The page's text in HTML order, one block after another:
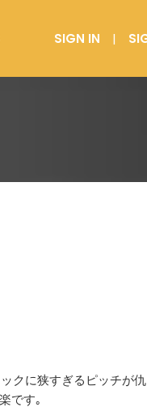
SIGN IN
クに狭すぎるピッチが
です｡